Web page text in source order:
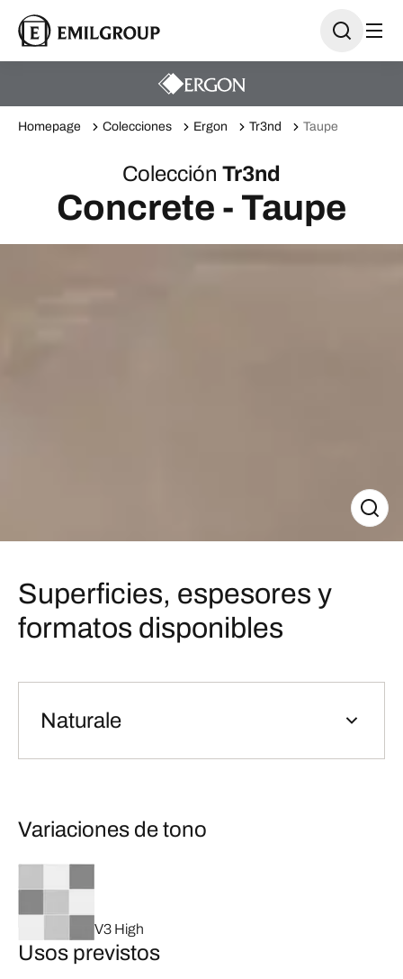
Homepage Colecciones Ergon Tr3nd Taupe
Colección Tr3nd
Concrete - Taupe
Superficies, espesores y
formatos disponibles
Naturale
Variaciones de tono
V3 High
Usos previstos